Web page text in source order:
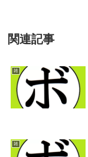
関連記事
雑
雑